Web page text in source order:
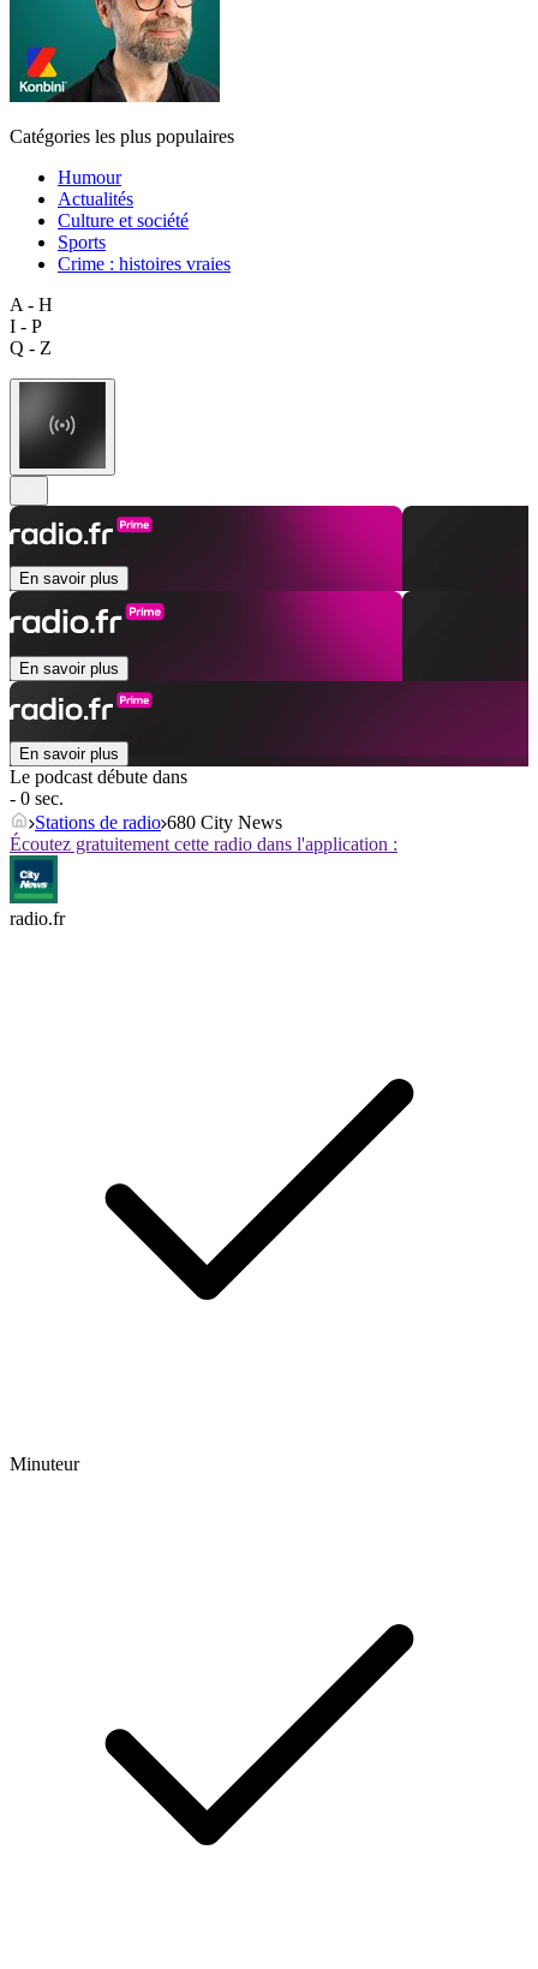
Catégories les plus populaires
Humour
Actualités
Culture et société
Sports
Crime : histoires vraies
A - H
I - P
Q - Z
En savoir plus
En savoir plus
En savoir plus
Le podcast débute dans
- 0 sec.
Stations de radio 680 City News
Écoutez gratuitement cette radio dans l'application :
radio.fr
Minuteur